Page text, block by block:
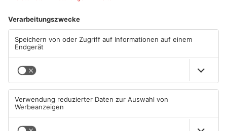
Artikel teilen
ANZEIGE